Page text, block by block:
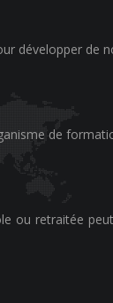
développer
de
ou retraitée